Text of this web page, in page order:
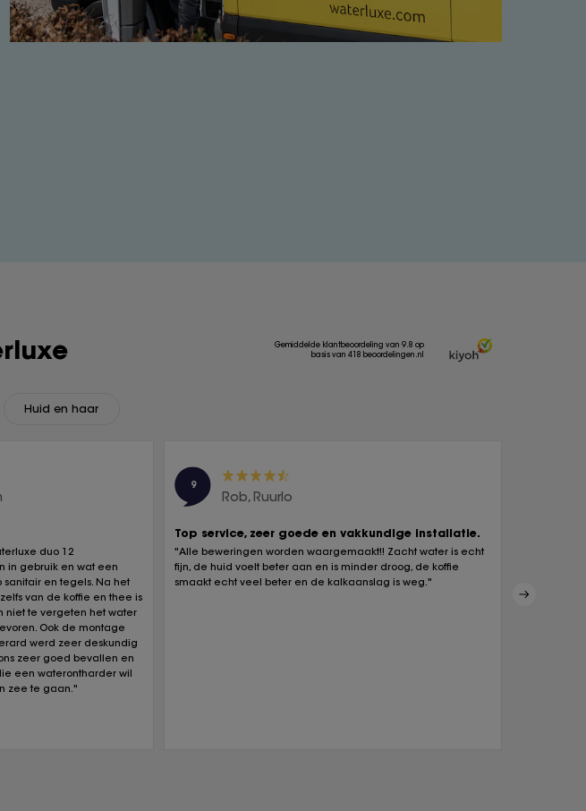
Gemiddelde klantbeoordeling van 9.8 op
basis van 418 beoordelingen.nl
Huid en haar
duo 12
in gebruik en wat een
en tegels. Na het
van de koffie en thee is
niet te vergeten het water
Ook de montage
werd zeer deskundig
zeer goed bevallen en
een waterontharder wil
zee te gaan."
9
Rob, Ruurlo
Top service, zeer goede en vakkundige installatie.
"Alle beweringen worden waargemaakt!! Zacht water is echt
fijn, de huid voelt beter aan en is minder droog, de koffie
smaakt echt veel beter en de kalkaanslag is weg."